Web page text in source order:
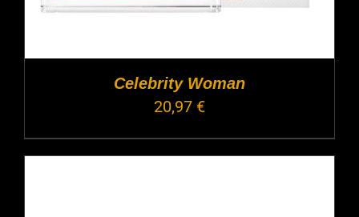
Celebrity Woman
20,97 €